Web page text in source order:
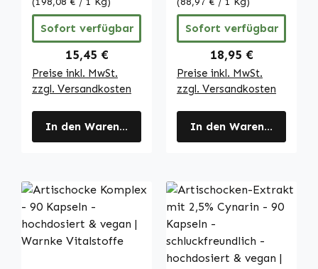
Sofort verfügbar
Regulärer Preis:
15,45 €
Preise inkl. MwSt.
zzgl. Versandkosten
In den Warenkorb
Verdauung,
Zellteilung uvm. |
Warnke
Vitalstoffe
Sofort verfügbar
Regulärer Preis:
18,95 €
Preise inkl. MwSt.
zzgl. Versandkosten
In den Warenkorb